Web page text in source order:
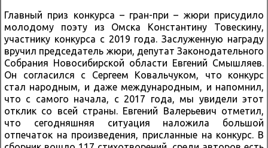
Главный приз конкурса – гран-при – жюри присудило
молодому поэту из Омска Константину Товескину,
участнику конкурса с 2019 года. Заслуженную награду
вручил председатель жюри, депутат Законодательного
Собрания Новосибирской области Евгений Смышляев.
Он согласился с Сергеем Ковальчуком, что конкурс
стал народным, и даже международным, и напомнил,
что с самого начала, с 2017 года, мы увидели этот
отклик со всей страны. Евгений Валерьевич отметил,
что сегодняшняя ситуация наложила большой
отпечаток на произведения, присланные на конкурс. В